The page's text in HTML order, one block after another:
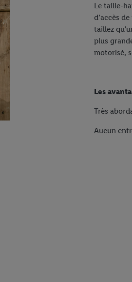
Le taille-
d’accès
taillez
plus
motorisé,
Les
Très
Aucun